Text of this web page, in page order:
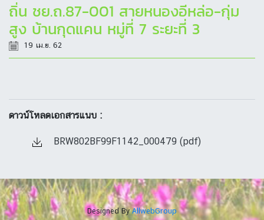
ถิ่น ชย.ถ.87-001 สายหนองอีหล่อ-กุ่ม
สูง บ้านกุดแคน หมู่ที่ 7 ระยะที่ 3
19 เม.ย. 62
ดาวน์โหลดเอกสารแนบ :
BRW802BF99F1142_000479 (pdf)
Designed ByAllwebGroup